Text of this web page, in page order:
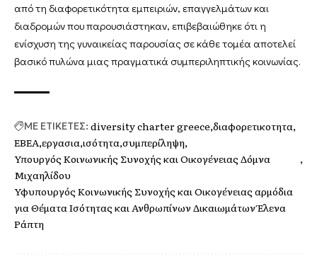
από τη διαφορετικότητα εμπειριών, επαγγελμάτων και
διαδρομών που παρουσιάστηκαν, επιβεβαιώθηκε ότι η
ενίσχυση της γυναικείας παρουσίας σε κάθε τομέα αποτελεί
βασικό πυλώνα μιας πραγματικά συμπεριληπτικής κοινωνίας.
ΜΕ ΕΤΙΚΕΤΕΣ: diversity charter greece διαφορετικοτητα
ΕΒΕΑ εργασια ισότητα συμπερίληψη
Υπουργός Κοινωνικής Συνοχής και Οικογένειας Δόμνα
Μιχαηλίδου
Υφυπουργός Κοινωνικής Συνοχής και Οικογένειας αρμόδια
για Θέματα Ισότητας και Ανθρωπίνων Δικαιωμάτων Έλενα
Ράπτη